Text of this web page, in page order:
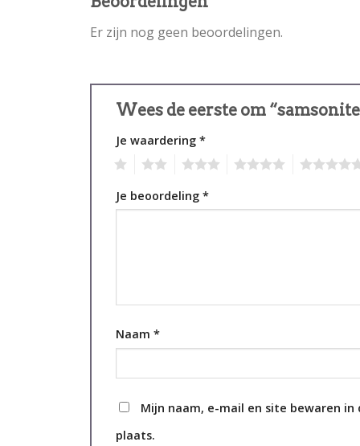
Er zijn nog geen beoordelingen.
Wees de eerste om
Je waardering *
Je beoordeling *
Naam *
Mijn naam, e-mail en site bewaren
plaats.